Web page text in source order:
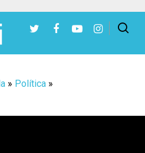
» Política »